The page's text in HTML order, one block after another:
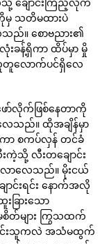
မှ သတိမထားပဲ
ည်။ စောဗညား၏
ခန့်ရှိကာ ထိပ်မှာ မှို
တူလောက်ပင်ရှိလေ
ော်လိုက်ဖြစ်နေတာကို
သည်။ ထိုအချိန်မှာ
ကာ စကပ်လှန် တင်ခံ
သို့ လီးတချောင်း
လာလေသည်။ မိုးငယ်
င်းရင်း နောက်အလို
ြားသော
တ်များ ကြွသထက်
င်းသူကလဲ အသံမထွက်